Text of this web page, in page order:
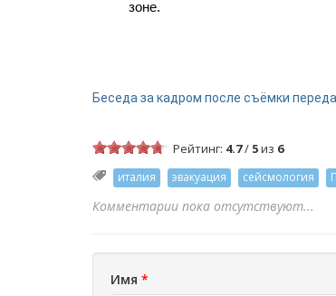
зоне.
Беседа за кадром после съёмки
Рейтинг: 4.7/ 5из 6
италия эвакуация сейсмология
Комментарии пока отсутствуют...
Имя *